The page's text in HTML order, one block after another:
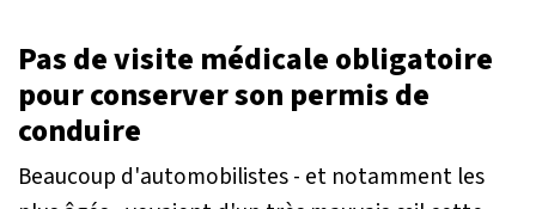
Pas de visite médicale obligatoire
pour conserver son permis de
conduire
Beaucoup d'automobilistes - et notamment les